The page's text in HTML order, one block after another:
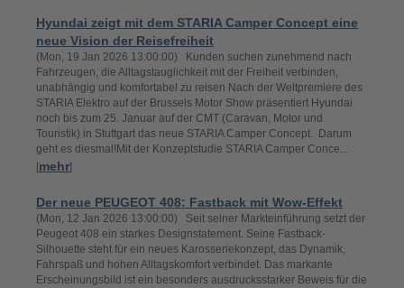
Hyundai zeigt mit dem STARIA Camper Concept eine
neue Vision der Reisefreiheit
(Mon, 19 Jan 2026 13:00:00) Kunden suchen zunehmend nach
Fahrzeugen, die Alltagstauglichkeit mit der Freiheit verbinden,
unabhängig und komfortabel zu reisen Nach der Weltpremiere des
STARIA Elektro auf der Brussels Motor Show präsentiert Hyundai
noch bis zum 25. Januar auf der CMT (Caravan, Motor und
Touristik) in Stuttgart das neue STARIA Camper Concept. Darum
geht es diesmal!Mit der Konzeptstudie STARIA Camper Conce...
[mehr]
Der neue PEUGEOT 408: Fastback mit Wow-Effekt
(Mon, 12 Jan 2026 13:00:00) Seit seiner Markteinführung setzt der
Peugeot 408 ein starkes Designstatement. Seine Fastback-
Silhouette steht für ein neues Karosseriekonzept, das Dynamik,
Fahrspaß und hohen Alltagskomfort verbindet. Das markante
Erscheinungsbild ist ein besonders ausdrucksstarker Beweis für die